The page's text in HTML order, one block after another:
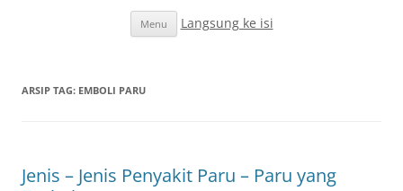
Menu Langsung ke isi
ARSIP TAG: EMBOLI PARU
Jenis – Jenis Penyakit Paru – Paru yang